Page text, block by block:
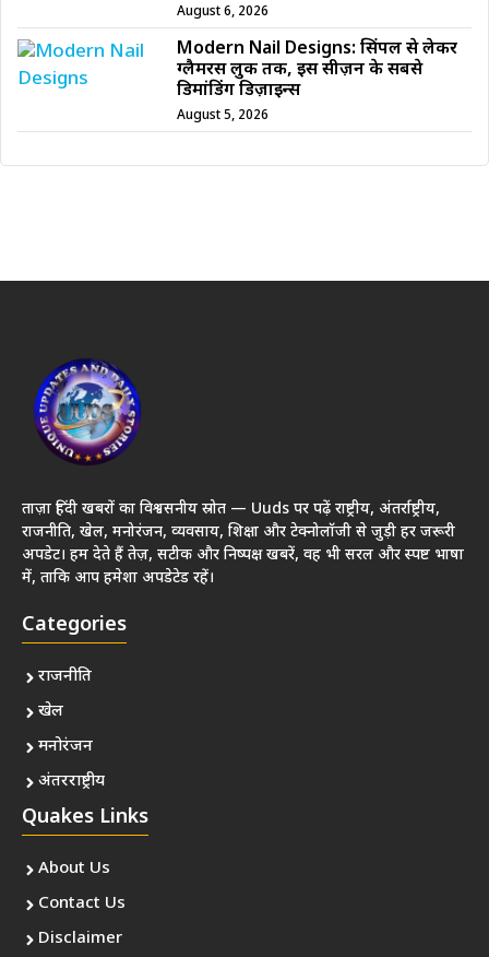
August 6, 2026
Modern Nail Designs: सिंपल से लेकर
ग्लैमरस लुक तक, इस सीज़न के सबसे
डिमांडिंग डिज़ाइन्स
August 5, 2026
ताज़ा हिंदी खबरों का विश्वसनीय स्रोत — Uuds पर पढ़ें राष्ट्रीय, अंतर्राष्ट्रीय,
राजनीति, खेल, मनोरंजन, व्यवसाय, शिक्षा और टेक्नोलॉजी से जुड़ी हर जरूरी
अपडेट। हम देते हैं तेज़, सटीक और निष्पक्ष खबरें, वह भी सरल और स्पष्ट भाषा
में, ताकि आप हमेशा अपडेटेड रहें।
Categories
राजनीति
खेल
मनोरंजन
अंतरराष्ट्रीय
Quakes Links
About Us
Contact Us
Disclaimer